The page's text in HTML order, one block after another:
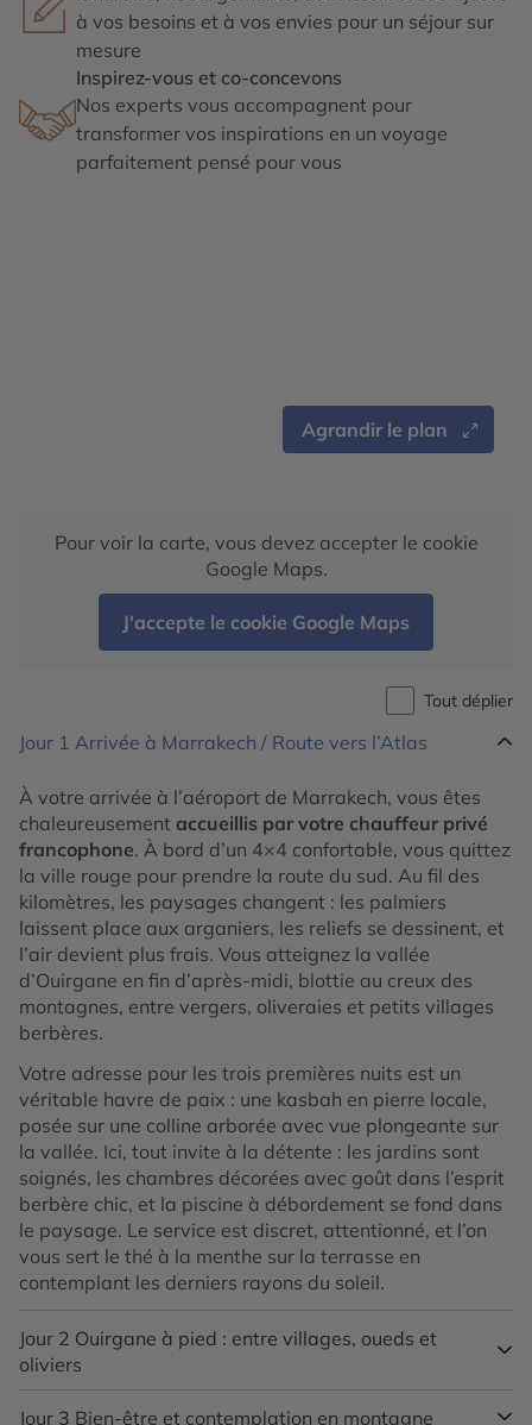
à vos besoins et à vos envies pour un séjour sur
mesure
Inspirez-vous et co-concevons
Nos experts vous accompagnent pour
transformer vos inspirations en un voyage
parfaitement pensé pour vous
Agrandir le plan
Pour voir la carte, vous devez accepter le cookie
Google Maps.
J'accepte le cookie Google Maps
Tout déplier
Jour 1 Arrivée à Marrakech / Route vers l’Atlas
À votre arrivée à l’aéroport de Marrakech, vous êtes
chaleureusement accueillis par votre chauffeur privé
francophone. À bord d’un 4×4 confortable, vous quittez
la ville rouge pour prendre la route du sud. Au fil des
kilomètres, les paysages changent : les palmiers
laissent place aux arganiers, les reliefs se dessinent, et
l’air devient plus frais. Vous atteignez la vallée
d’Ouirgane en fin d’après-midi, blottie au creux des
montagnes, entre vergers, oliveraies et petits villages
berbères.
Votre adresse pour les trois premières nuits est un
véritable havre de paix : une kasbah en pierre locale,
posée sur une colline arborée avec vue plongeante sur
la vallée. Ici, tout invite à la détente : les jardins sont
soignés, les chambres décorées avec goût dans l’esprit
berbère chic, et la piscine à débordement se fond dans
le paysage. Le service est discret, attentionné, et l’on
vous sert le thé à la menthe sur la terrasse en
contemplant les derniers rayons du soleil.
Jour 2 Ouirgane à pied : entre villages, oueds et
oliviers
Après un petit-déjeuner face aux montagnes, vous
Jour 3 Bien-être et contemplation en montagne